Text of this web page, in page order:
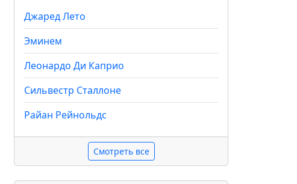
Джаред Лето
Эминем
Леонардо Ди Каприо
Сильвестр Сталлоне
Райан Рейнольдс
Смотреть все